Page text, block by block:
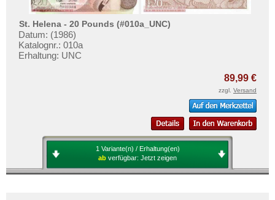
Liefer- und Versandkosten
AGB
Impressum
St. Helena - 20 Pounds (#010a_UNC)
Datum: (1986)
Katalognr.: 010a
Erhaltung: UNC
89,99 €
zzgl. Versand
1 Variante(n) / Erhaltung(en)
ab verfügbar: Jetzt zeigen